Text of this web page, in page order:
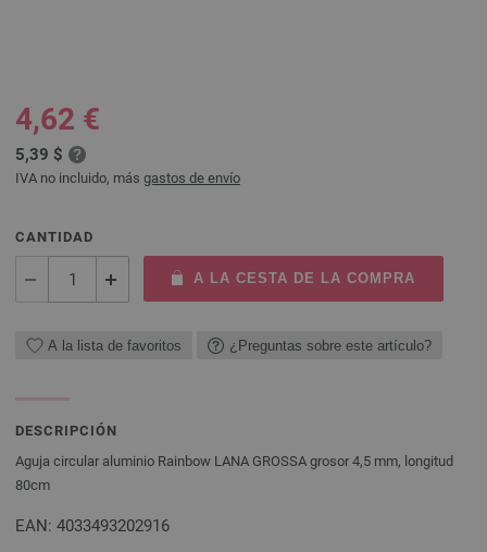
4,62 €
5,39 $
IVA no incluido, más gastos de envío
CANTIDAD
A LA CESTA DE LA COMPRA
A la lista de favoritos ¿Preguntas sobre este artículo?
DESCRIPCIÓN
Aguja circular aluminio Rainbow LANA GROSSA grosor 4,5 mm, longitud
80cm
EAN: 4033493202916